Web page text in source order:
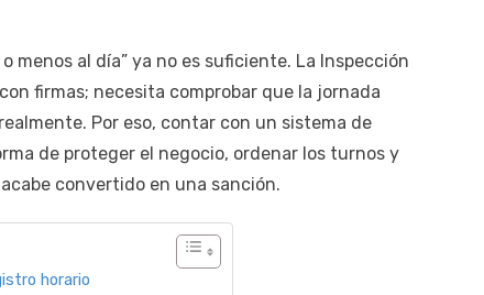
menos al día” ya no es suficiente. La Inspección
firmas; necesita comprobar que la jornada
Por eso, contar con un sistema de
de proteger el negocio, ordenar los turnos y
convertido en una sanción.
horario